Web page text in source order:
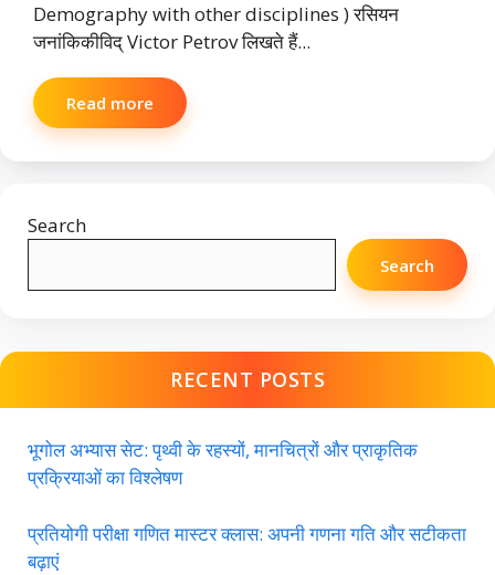
Demography with other disciplines ) रसियन
जनांकिकीविद् Victor Petrov लिखते हैं...
Read more
Search
Search
RECENT POSTS
भूगोल अभ्यास सेट: पृथ्वी के रहस्यों, मानचित्रों और प्राकृतिक
प्रक्रियाओं का विश्लेषण
प्रतियोगी परीक्षा गणित मास्टर क्लास: अपनी गणना गति और सटीकता
बढ़ाएं